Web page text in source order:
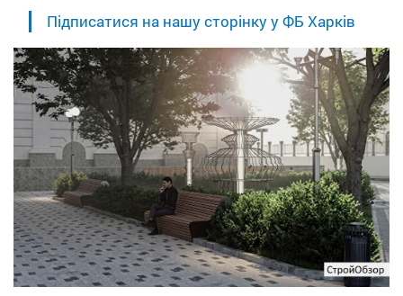
Підписатися на нашу сторінку у ФБ Харків